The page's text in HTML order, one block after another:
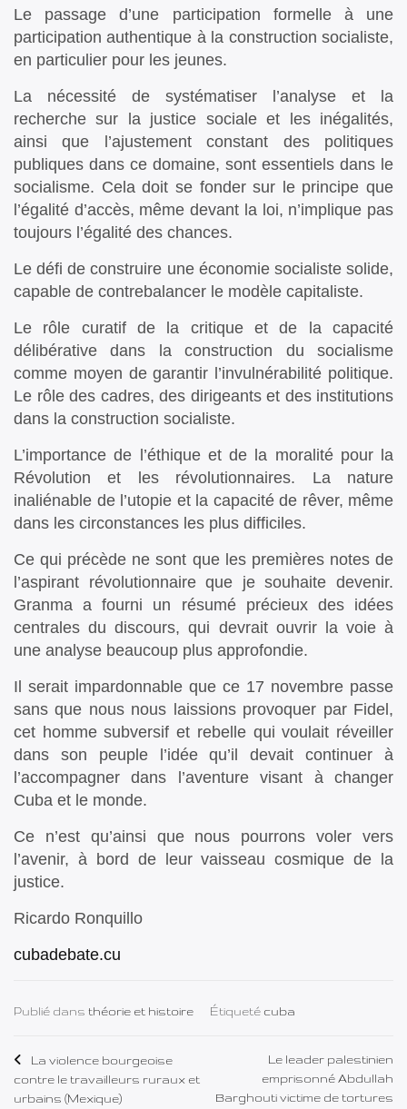
Le passage d’une participation formelle à une
participation authentique à la construction socialiste,
en particulier pour les jeunes.
La nécessité de systématiser l’analyse et la
recherche sur la justice sociale et les inégalités,
ainsi que l’ajustement constant des politiques
publiques dans ce domaine, sont essentiels dans le
socialisme. Cela doit se fonder sur le principe que
l’égalité d’accès, même devant la loi, n’implique pas
toujours l’égalité des chances.
Le défi de construire une économie socialiste solide,
capable de contrebalancer le modèle capitaliste.
Le rôle curatif de la critique et de la capacité
délibérative dans la construction du socialisme
comme moyen de garantir l’invulnérabilité politique.
Le rôle des cadres, des dirigeants et des institutions
dans la construction socialiste.
L’importance de l’éthique et de la moralité pour la
Révolution et les révolutionnaires. La nature
inaliénable de l’utopie et la capacité de rêver, même
dans les circonstances les plus difficiles.
Ce qui précède ne sont que les premières notes de
l’aspirant révolutionnaire que je souhaite devenir.
Granma a fourni un résumé précieux des idées
centrales du discours, qui devrait ouvrir la voie à
une analyse beaucoup plus approfondie.
Il serait impardonnable que ce 17 novembre passe
sans que nous nous laissions provoquer par Fidel,
cet homme subversif et rebelle qui voulait réveiller
dans son peuple l’idée qu’il devait continuer à
l’accompagner dans l’aventure visant à changer
Cuba et le monde.
Ce n’est qu’ainsi que nous pourrons voler vers
l’avenir, à bord de leur vaisseau cosmique de la
justice.
Ricardo Ronquillo
cubadebate.cu
Publié dans théorie et histoire Étiqueté cuba
Navigation
de
La violence bourgeoise
contre le travailleurs ruraux et
urbains (Mexique)
Le leader palestinien
emprisonné Abdullah
Barghouti victime de tortures